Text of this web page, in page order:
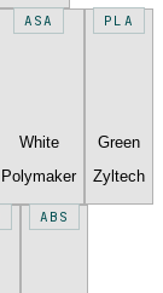
ASA
White
Polymaker
PLA
Green
Zyltech
ABS